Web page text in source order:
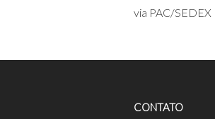
via PAC/SEDEX
CONTATO